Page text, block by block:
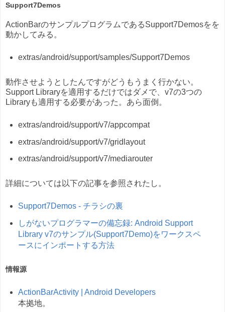
Support7Demos
ActionBarのサンプルプログラムであるSupport7Demosをを
動かしてみる。
extras/android/support/samples/Support7Demos
動作させようとしたんですがどうもうまく行かない。
Support Libraryを適用するだけではダメで、v7の3つの
Libraryも適用する必要があった。あら面倒。
extras/android/support/v7/appcompat
extras/android/support/v7/gridlayout
extras/android/support/v7/mediarouter
詳細については以下の記事を参照されたし。
Support7Demos - チラシの裏
しがないプログラマーの備忘録: Android Support
Library v7のサンプル(Support7Demo)をワークスペ
ースにインポートする方法
情報源
ActionBarActivity | Android Developers
本拠地。